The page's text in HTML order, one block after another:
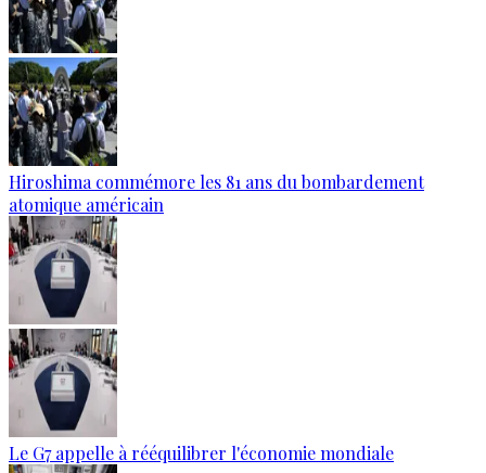
Hiroshima commémore les 81 ans du bombardement
atomique américain
Le G7 appelle à rééquilibrer l'économie mondiale